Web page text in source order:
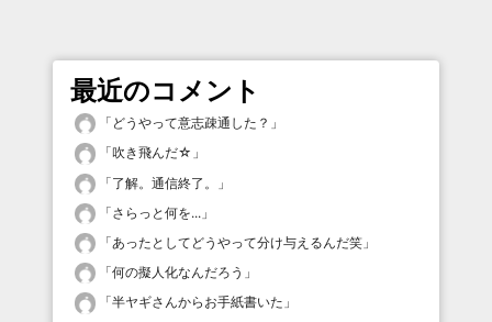
最近のコメント
「 どうやって意志疎通した？ 」
「吹き飛んだ☆ 」
「了解。通信終了。
」
「さらっと何を... 」
「あったとしてどうやって分け与えるんだ笑 」
「何の擬人化なんだろう 」
「半ヤギさんからお手紙書いた 」